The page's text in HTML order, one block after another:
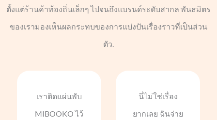
ตั้งแต่ร้านค้าท้องถิ่นเล็กๆ ไปจนถึงแบรนด์ระดับสากล พันธมิตร
ของเรามองเห็นผลกระทบของการแบ่งปันเรื่องราวที่เป็นส่วน
ตัว.
เราติดแผ่นพับ
MIBOOKO ไว้
นี่ไม่ใช่เรื่อง
ยากเลย ฉันจ่าย